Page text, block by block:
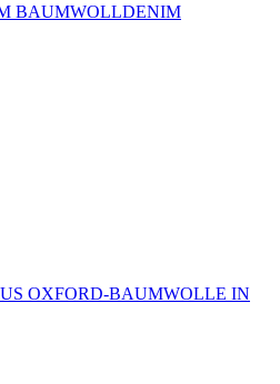
BAUMWOLLDENIM